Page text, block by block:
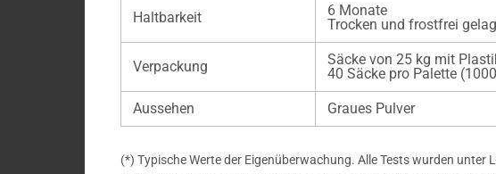
Haltbarkeit
6 Monate
Trocken und frostfrei
Verpackung
Säcke von 25 kg mit
40 Säcke pro Palette
Aussehen Graues Pulver
(*) Typische Werte der Eigenüberwachung. Alle Tests wurden